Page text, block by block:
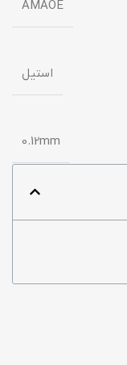
AMAOE
استیل
0.12mm